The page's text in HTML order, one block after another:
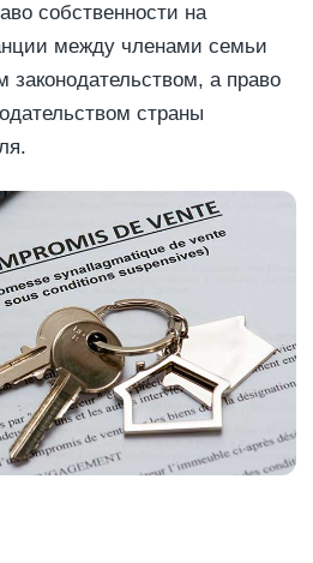
собственности на
между членами семьи
законодательством, а право
страны